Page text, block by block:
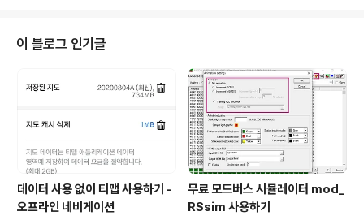
여 미터에 이르는 삼길산 임도를 걷는데 완만하게 오르고
내려오는 무리 없는 길이다. 삼길산을 내려와서 삼길포항
에서 코스를 마무리한다. 서해랑길 79코스는 대산 버스 터
미널 앞에서 도로를 건너가는 것으로 시작한다. 78코스를
끝내고 바로 이어서 79코스를 걸으므로 버스 터미널은 잠
사 정리하고 쉬어가기 좋은 장소였다...
이 블로그 인기글
데이터 사용 없이 티맵 사용하기 -
오프라인 네비게이션
무료 모드버스 시뮬레이터 mod_
RSsim 사용하기